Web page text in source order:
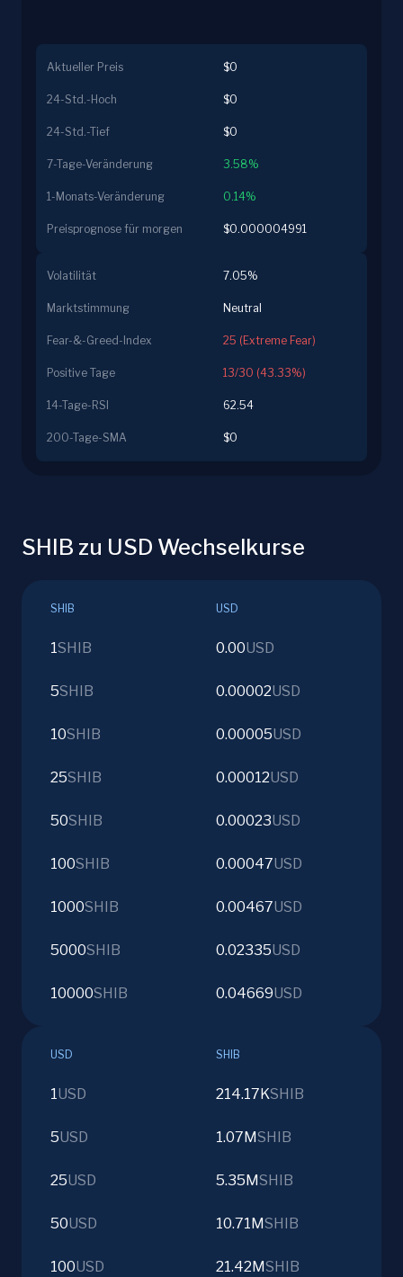
Aktueller Preis $0
24-Std.-Hoch $0
24-Std.-Tief $0
7-Tage-Veränderung 3.58%
1-Monats-Veränderung 0.14%
Preisprognose für morgen $0.000004991
Volatilität 7.05%
Marktstimmung Neutral
Fear-&-Greed-Index 25 (Extreme Fear)
Positive Tage 13/30 (43.33%)
14-Tage-RSI 62.54
200-Tage-SMA $0
SHIB zu USD Wechselkurse
SHIB USD
1SHIB 0.00USD
5SHIB 0.00002USD
10SHIB 0.00005USD
25SHIB 0.00012USD
50SHIB 0.00023USD
100SHIB 0.00047USD
1000SHIB 0.00467USD
5000SHIB 0.02335USD
10000SHIB 0.04669USD
USD SHIB
1USD 214.17KSHIB
5USD 1.07MSHIB
25USD 5.35MSHIB
50USD 10.71MSHIB
100USD 21.42MSHIB